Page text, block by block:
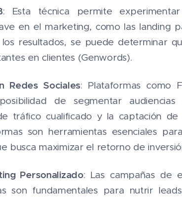
: Esta técnica permite
en el marketing, como las landing
resultados, se puede determinar
en clientes​ (Genwords).
Redes Sociales: Plataformas como
de segmentar
tráfico cualificado y la captación
son herramientas esenciales
busca maximizar el retorno de
Personalizado: Las campañas de
son fundamentales para nutrir